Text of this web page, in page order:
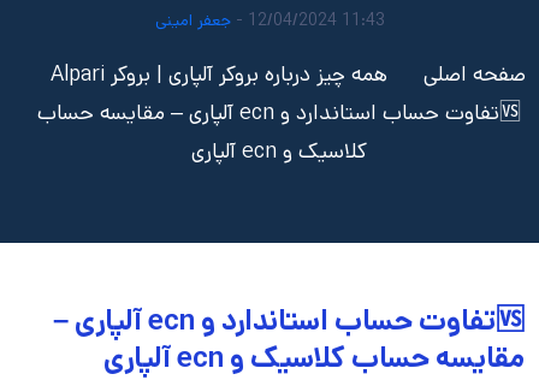
11:43 12/04/2024 - جعفر امینی
صفحه اصلی
همه چیز درباره بروکر آلپاری | بروکر Alpari
🆚تفاوت حساب استاندارد و ecn آلپاری – مقایسه حساب
کلاسیک و ecn آلپاری
🆚تفاوت حساب استاندارد و ecn آلپاری –
مقایسه حساب کلاسیک و ecn آلپاری